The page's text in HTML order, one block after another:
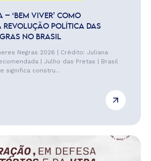
– ‘BEM VIVER’ COMO
REVOLUÇÃO POLÍTICA DAS
NO BRASIL
Negras 2026 | Crédito: Juliana
| Julho das Pretas | Brasil
significa constru...